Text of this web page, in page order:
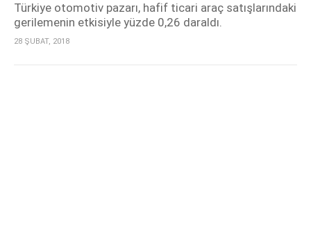
Türkiye otomotiv pazarı, hafif ticari araç satışlarındaki
gerilemenin etkisiyle yüzde 0,26 daraldı.
28 ŞUBAT, 2018